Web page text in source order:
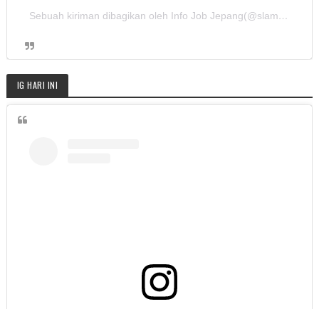
Sebuah kiriman dibagikan oleh Info Job Jepang(@slamet.sushibomber)
IG HARI INI